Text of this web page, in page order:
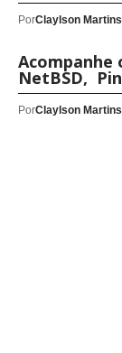
PorClaylson Martins
Acompanhe
NetBSD,
PorClaylson Martins